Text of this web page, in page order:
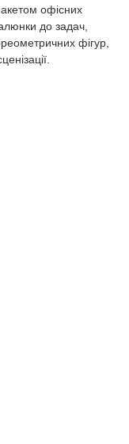
офісних
до задач,
фігур,